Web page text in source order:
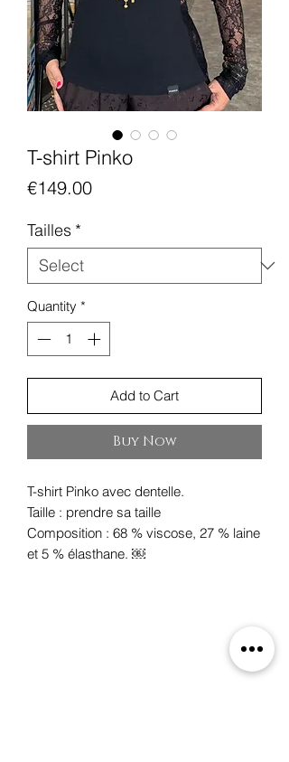
T-shirt Pinko
€149.00Price
Tailles *
Quantity *
Add to Cart
Buy Now
T-shirt Pinko avec dentelle.
Taille : prendre sa taille
Composition : 68 % viscose, 27 % laine
et 5 % élasthane. ￼